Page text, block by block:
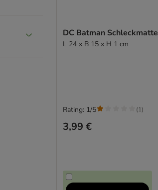
DC Batman Schleckmatte
L 24 x B 15 x H 1 cm
3,99 €
Rating: 1/5 (1)